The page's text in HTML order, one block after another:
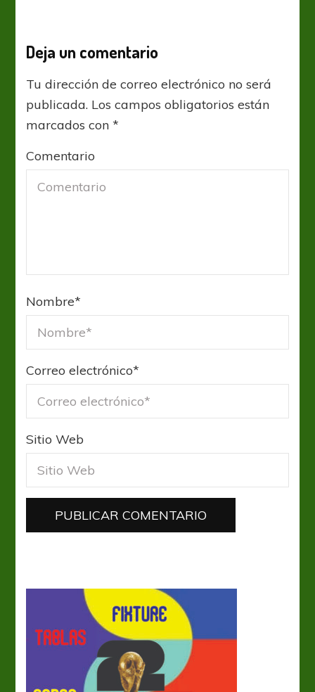
Deja un comentario
Tu dirección de correo electrónico no será
publicada. Los campos obligatorios están
marcados con*
Comentario
Nombre*
Correo electrónico*
Sitio Web